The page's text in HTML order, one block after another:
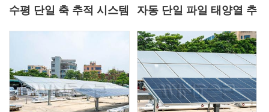
수평 단일 축 추적 시스템
자동 단일 파일 태양열 추